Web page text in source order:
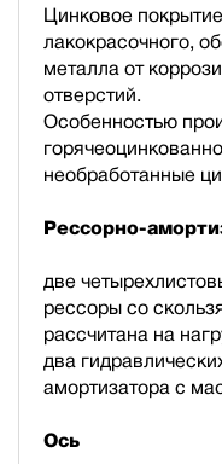
Цинковое
лакокрасочного,
металла от
отверстий.
Особенностью
необработанные
Рессорно-
две
рессоры со
рассчитана на
два
амортизатора с
Ось